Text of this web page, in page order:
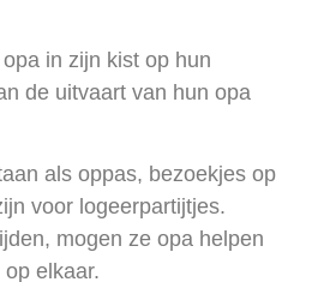
in zijn kist op hun
de uitvaart van hun opa
als oppas, bezoekjes op
voor logeerpartijtjes.
mogen ze opa helpen
elkaar.